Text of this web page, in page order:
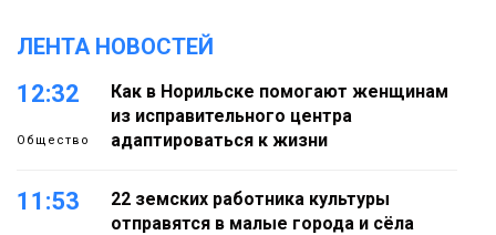
ЛЕНТА НОВОСТЕЙ
12:32
Общество
Как в Норильске помогают женщинам
из исправительного центра
адаптироваться к жизни
11:53
22 земских работника культуры
отправятся в малые города и сёла